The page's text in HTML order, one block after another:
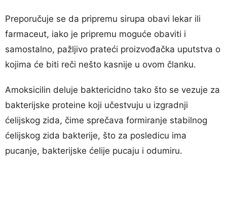
Preporučuje se da pripremu sirupa obavi lekar ili
farmaceut, iako je pripremu moguće obaviti i
samostalno, pažljivo prateći proizvođačka uputstva o
kojima će biti reči nešto kasnije u ovom članku.
Amoksicilin deluje baktericidno tako što se vezuje za
bakterijske proteine koji učestvuju u izgradnji
ćelijskog zida, čime sprečava formiranje stabilnog
ćelijskog zida bakterije, što za posledicu ima
pucanje, bakterijske ćelije pucaju i odumiru.